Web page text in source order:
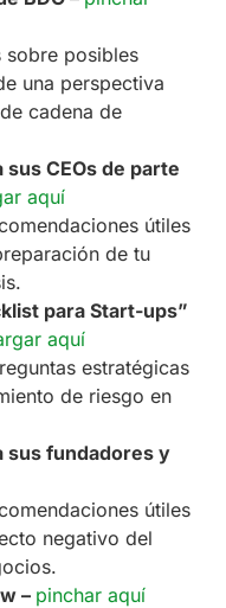
sobre posibles
una perspectiva
cadena de
CEOs de parte
aquí
útiles
de tu
para Start-ups”
aquí
estratégicas
de riesgo en
sus fundadores y
útiles
negativo del
– pinchar aquí